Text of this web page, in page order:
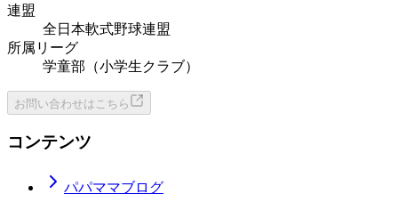
連盟
全日本軟式野球連盟
所属リーグ
学童部（小学生クラブ）
お問い合わせはこちら
コンテンツ
パパママブログ